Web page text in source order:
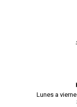
Lunes a